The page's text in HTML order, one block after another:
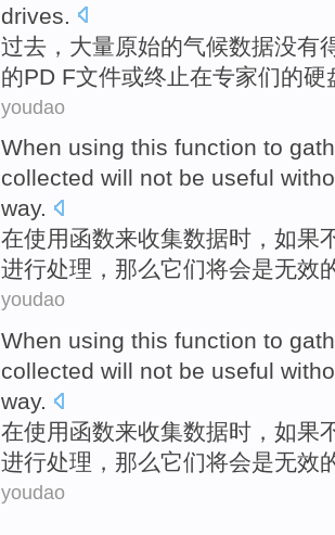
drives
过去 ， 大量原始的气候数据没有
的PD F文件或终止在专家们的硬
youdao
When using this function to
collected will not be useful
way.
在使用函数来收集数据时， 如果
进行处理 ， 那么它们将会是无效
youdao
When using this function to
collected will not be useful
way.
在使用函数来收集数据时， 如果
进行处理 ， 那么它们将会是无效
youdao